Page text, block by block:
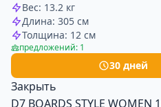
Вес: 13.2 кг
Длина: 305 см
Толщина: 12 см
предложений: 1
30 дней
Закрыть
D7 BOARDS STYLE